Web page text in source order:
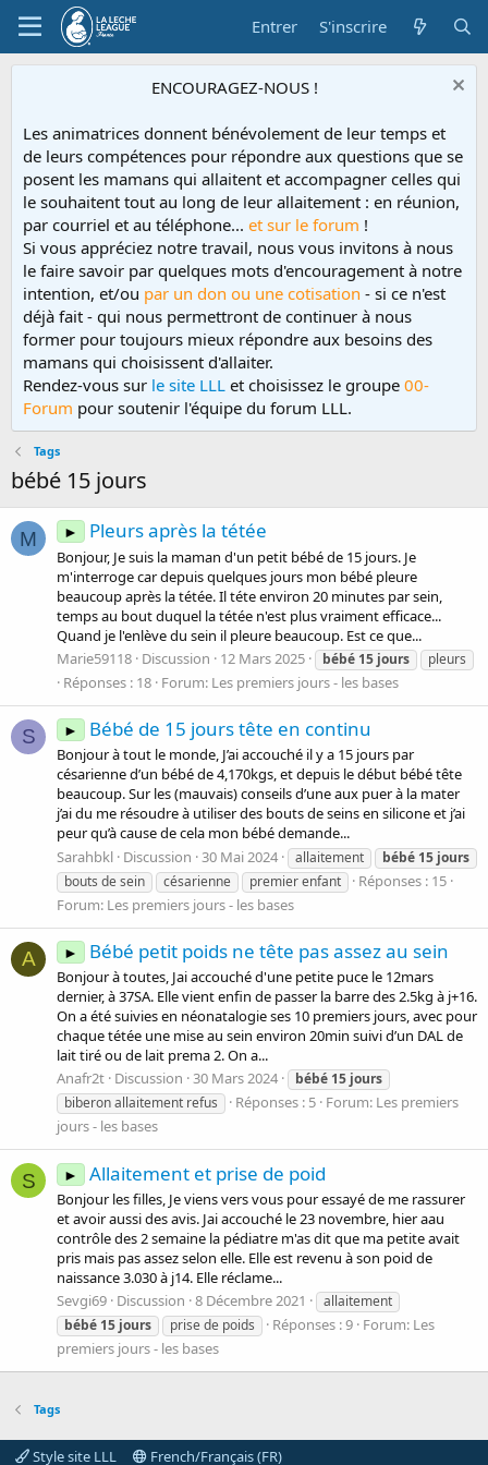
Entrer S'inscrire
ENCOURAGEZ-NOUS !
Les animatrices donnent bénévolement de leur temps et
de leurs compétences pour répondre aux questions que se
posent les mamans qui allaitent et accompagner celles qui
le souhaitent tout au long de leur allaitement : en réunion,
par courriel et au téléphone... et sur le forum !
Si vous appréciez notre travail, nous vous invitons à nous
le faire savoir par quelques mots d'encouragement à notre
intention, et/ou par un don ou une cotisation - si ce n'est
déjà fait - qui nous permettront de continuer à nous
former pour toujours mieux répondre aux besoins des
mamans qui choisissent d'allaiter.
Rendez-vous sur le site LLL et choisissez le groupe 00-
Forum pour soutenir l'équipe du forum LLL.
Tags
bébé 15 jours
M ► Pleurs après la tétée
Bonjour, Je suis la maman d'un petit bébé de 15 jours. Je
m'interroge car depuis quelques jours mon bébé pleure
beaucoup après la tétée. Il téte environ 20 minutes par sein,
temps au bout duquel la tétée n'est plus vraiment efficace...
Quand je l'enlève du sein il pleure beaucoup. Est ce que...
Marie59118 Discussion 12 Mars 2025 bébé 15 jours pleurs
Réponses : 18 Forum: Les premiers jours - les bases
S ► Bébé de 15 jours tête en continu
Bonjour à tout le monde, J’ai accouché il y a 15 jours par
césarienne d’un bébé de 4,170kgs, et depuis le début bébé tête
beaucoup. Sur les (mauvais) conseils d’une aux puer à la mater
j’ai du me résoudre à utiliser des bouts de seins en silicone et j’ai
peur qu’à cause de cela mon bébé demande...
Sarahbkl Discussion 30 Mai 2024 allaitement bébé 15 jours
bouts de sein
césarienne premier enfant
Réponses : 15
Forum: Les premiers jours - les bases
A ► Bébé petit poids ne tête pas assez au sein
Bonjour à toutes, Jai accouché d'une petite puce le 12mars
dernier, à 37SA. Elle vient enfin de passer la barre des 2.5kg à j+16.
On a été suivies en néonatalogie ses 10 premiers jours, avec pour
chaque tétée une mise au sein environ 20min suivi d’un DAL de
lait tiré ou de lait prema 2. On a...
Anafr2t Discussion 30 Mars 2024 bébé 15 jours
biberon allaitement refus
Réponses : 5 Forum: Les premiers
jours - les bases
S ► Allaitement et prise de poid
Bonjour les filles, Je viens vers vous pour essayé de me rassurer
et avoir aussi des avis. Jai accouché le 23 novembre, hier aau
contrôle des 2 semaine la pédiatre m'as dit que ma petite avait
pris mais pas assez selon elle. Elle est revenu à son poid de
naissance 3.030 à j14. Elle réclame...
Sevgi69 Discussion 8 Décembre 2021
allaitement
bébé 15 jours prise de poids Réponses : 9 Forum: Les
premiers jours - les bases
Tags
Style site LLL French/Français (FR)